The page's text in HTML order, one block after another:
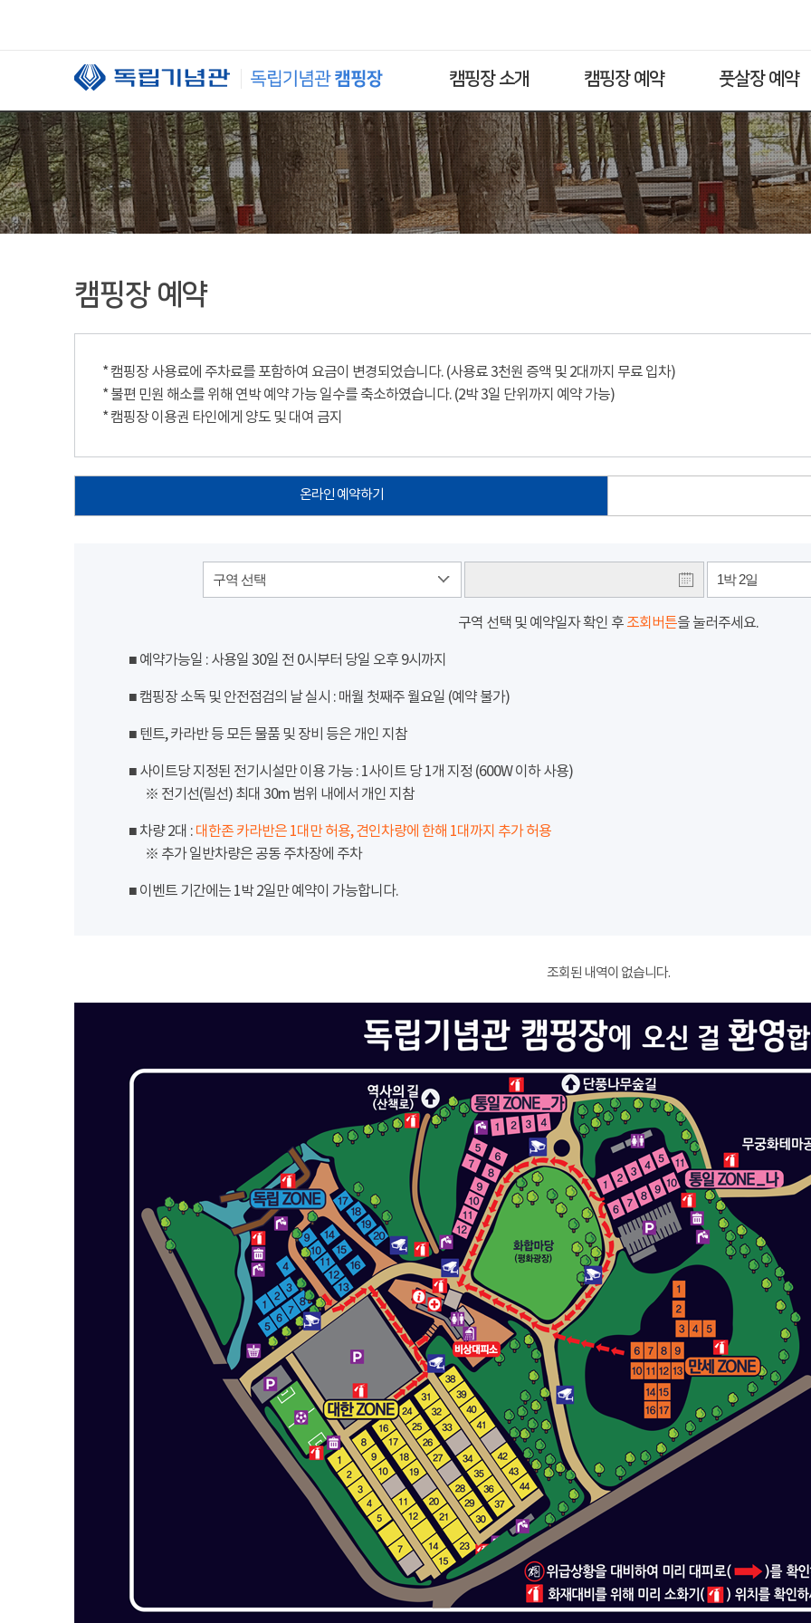
캠핑장 소개 캠핑장 예약 풋살장 예약
캠핑장 예약
* 캠핑장 사용료에 주차료를 포함하여 요금이 변경되었습니다. (사용료 3천원 증액 및 2대까지 무료 입차)
* 불편 민원 해소를 위해 연박 예약 가능 일수를 축소하였습니다. (2박 3일 단위까지 예약 가능)
* 캠핑장 이용권 타인에게 양도 및 대여 금지
온라인 예약하기
구역 선택 1박 2일
구역 선택 및 예약일자 확인 후 조회버튼을 눌러주세요.
■ 예약가능일 : 사용일 30일 전 0시부터 당일 오후 9시까지
■ 캠핑장 소독 및 안전점검의 날 실시 : 매월 첫째주 월요일 (예약 불가)
■ 텐트, 카라반 등 모든 물품 및 장비 등은 개인 지참
■ 사이트당 지정된 전기시설만 이용 가능 : 1사이트 당 1개 지정 (600W 이하 사용)
※ 전기선(릴선) 최대 30m 범위 내에서 개인 지참
■ 차량 2대 : 대한존 카라반은 1대만 허용, 견인차량에 한해 1대까지 추가 허용
※ 추가 일반차량은 공동 주차장에 주차
■ 이벤트 기간에는 1박 2일만 예약이 가능합니다.
조회된 내역이 없습니다.